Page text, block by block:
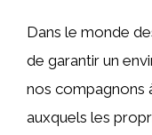
Dans le monde
de garantir un
nos compagnons
auxquels les